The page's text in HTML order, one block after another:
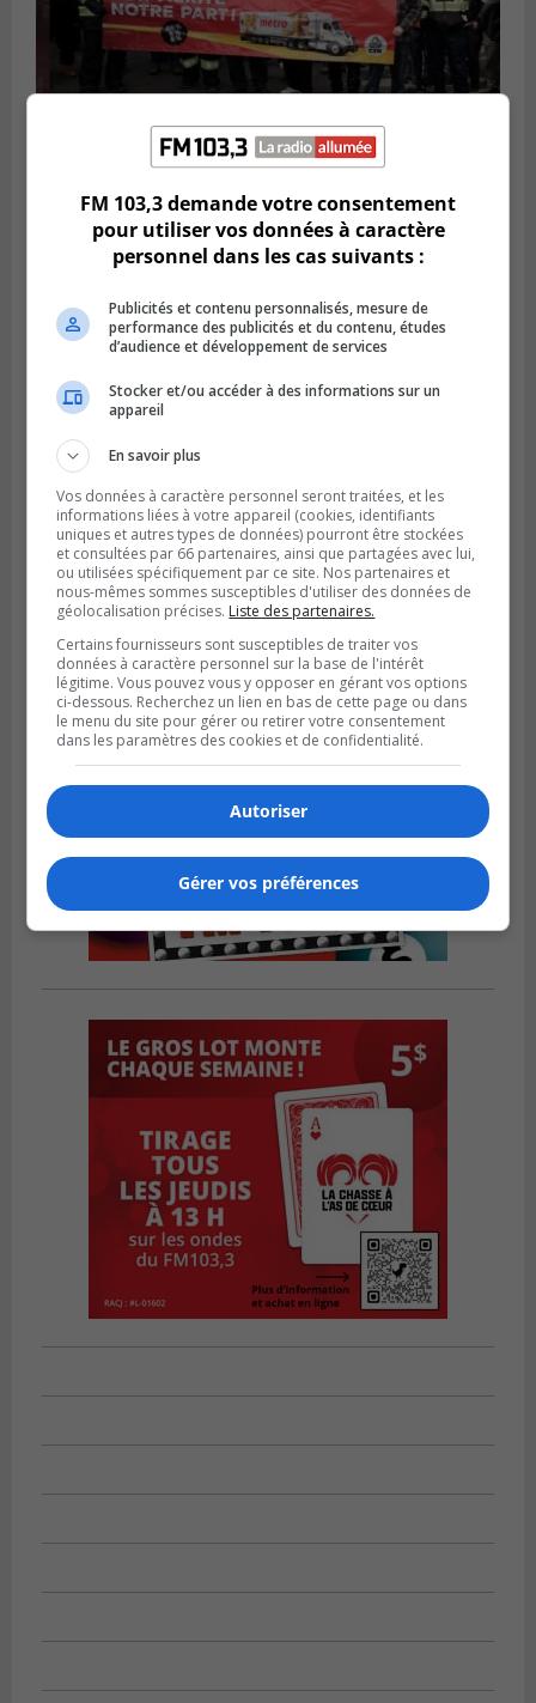
Publié le 27 juillet 2026 à 19h58
personnel cadre
LONGUEUIL
Publié le 26 juillet 2026 à 15h54
Le Marché saisonnier de Longueuil débute
sa troisième édition
FM 103,3 demande votre consentement
pour utiliser vos données à caractère
personnel dans les cas suivants :
Publicités et contenu personnalisés, mesure de
performance des publicités et du contenu, études
d’audience et développement de services
Stocker et/ou accéder à des informations sur un
appareil
En savoir plus
Vos données à caractère personnel seront traitées, et les
informations liées à votre appareil (cookies, identifiants
uniques et autres types de données) pourront être stockées
et consultées par 66 partenaires, ainsi que partagées avec lui,
ou utilisées spécifiquement par ce site. Nos partenaires et
nous-mêmes sommes susceptibles d'utiliser des données de
géolocalisation précises. Liste des partenaires.
Certains fournisseurs sont susceptibles de traiter vos
données à caractère personnel sur la base de l'intérêt
légitime. Vous pouvez vous y opposer en gérant vos options
ci-dessous. Recherchez un lien en bas de cette page ou dans
le menu du site pour gérer ou retirer votre consentement
dans les paramètres des cookies et de confidentialité.
Autoriser
Gérer vos préférences